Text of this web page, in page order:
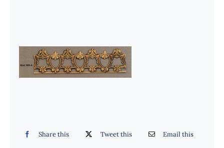
NOTICIAS
Share this Tweet this Email this